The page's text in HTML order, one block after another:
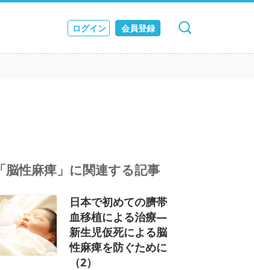
ログイン 会員登録
検索 キャンセル
「脳性麻痺」に関連する記事
日本で初めての臍帯
血移植による治療―
新生児仮死による脳
性麻痺を防ぐために
（2）